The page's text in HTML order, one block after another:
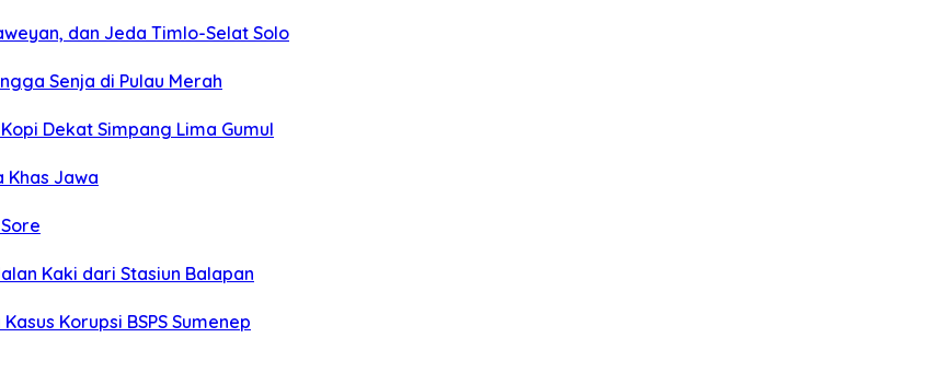
dan Jeda Timlo-Selat Solo
Senja di Pulau Merah
Dekat Simpang Lima Gumul
Khas Jawa
Kaki dari Stasiun Balapan
Korupsi BSPS Sumenep